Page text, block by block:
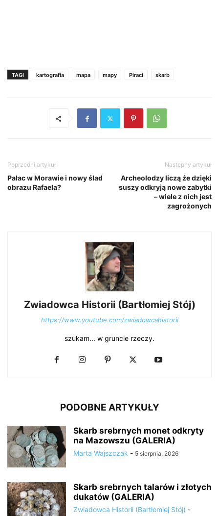
TAGI kartografia mapa mapy Piraci skarb
Poprzedni artykuł
Pałac w Morawie i nowy ślad
obrazu Rafaela?
Następny artykuł
Archeolodzy liczą że dzięki
suszy odkryją nowe zabytki
– wiele z nich jest
zagrożonych
Zwiadowca Historii (Bartłomiej Stój)
https://www.youtube.com/zwiadowcahistorii
szukam... w gruncie rzeczy.
PODOBNE ARTYKUŁY
Skarb srebrnych monet odkryty
na Mazowszu (GALERIA)
Marta Wajszczak - 5 sierpnia, 2026
Skarb srebrnych talarów i złotych
dukatów (GALERIA)
Zwiadowca Historii (Bartłomiej Stój) -